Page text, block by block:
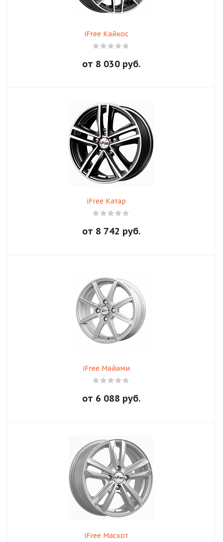
iFree Кайкос
от 8 030руб.
iFree Катар
от 8 742 руб.
iFree Майами
от 6 088 руб.
iFree Маскот